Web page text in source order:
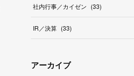
社内行事／カイゼン (33)
IR／決算 (33)
アーカイブ